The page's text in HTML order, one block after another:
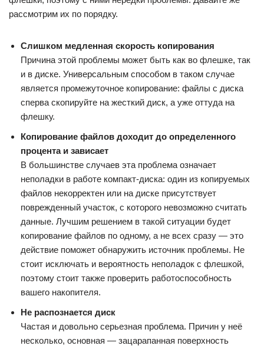
рассмотрим их по порядку.
Слишком медленная скорость копирования
Причина этой проблемы может быть как во флешке, так
и в диске. Универсальным способом в таком случае
является промежуточное копирование: файлы с диска
сперва скопируйте на жесткий диск, а уже оттуда на
флешку.
Копирование файлов доходит до определенного
процента и зависает
В большинстве случаев эта проблема означает
неполадки в работе компакт-диска: один из копируемых
файлов некорректен или на диске присутствует
поврежденный участок, с которого невозможно считать
данные. Лучшим решением в такой ситуации будет
копирование файлов по одному, а не всех сразу — это
действие поможет обнаружить источник проблемы. Не
стоит исключать и вероятность неполадок с флешкой,
поэтому стоит также проверить работоспособность
вашего накопителя.
Не распознается диск
Частая и довольно серьезная проблема. Причин у неё
несколько, основная — зацарапанная поверхность